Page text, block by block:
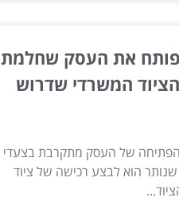
פותח את העסק שחלמת
הציוד המשרדי שדרוש
של העסק מתקרבת בצעדי
הוא לבצע רכישה של ציוד